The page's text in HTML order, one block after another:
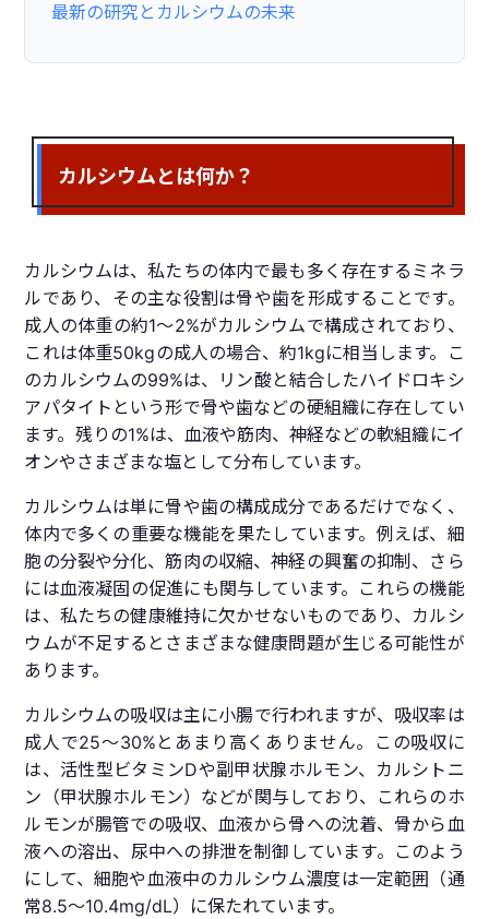
最新の研究とカルシウムの未来
カルシウムとは何か？
カルシウムは、私たちの体内で最も多く存在するミネラ
ルであり、その主な役割は骨や歯を形成することです。
成人の体重の約1〜2%がカルシウムで構成されており、
これは体重50kgの成人の場合、約1kgに相当します。こ
のカルシウムの99%は、リン酸と結合したハイドロキシ
アパタイトという形で骨や歯などの硬組織に存在してい
ます。残りの1%は、血液や筋肉、神経などの軟組織にイ
オンやさまざまな塩として分布しています。
カルシウムは単に骨や歯の構成成分であるだけでなく、
体内で多くの重要な機能を果たしています。例えば、細
胞の分裂や分化、筋肉の収縮、神経の興奮の抑制、さら
には血液凝固の促進にも関与しています。これらの機能
は、私たちの健康維持に欠かせないものであり、カルシ
ウムが不足するとさまざまな健康問題が生じる可能性が
あります。
カルシウムの吸収は主に小腸で行われますが、吸収率は
成人で25〜30%とあまり高くありません。この吸収に
は、活性型ビタミンDや副甲状腺ホルモン、カルシトニ
ン（甲状腺ホルモン）などが関与しており、これらのホ
ルモンが腸管での吸収、血液から骨への沈着、骨から血
液への溶出、尿中への排泄を制御しています。このよう
にして、細胞や血液中のカルシウム濃度は一定範囲（通
常8.5〜10.4mg/dL）に保たれています。